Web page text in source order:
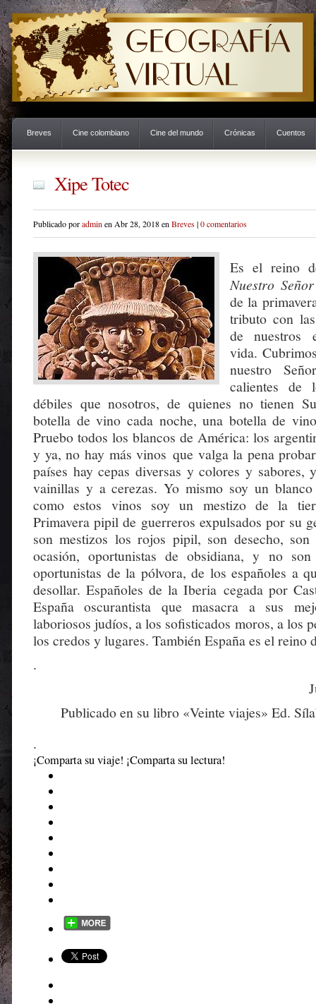
Breves Cine colombiano Cine del mundo Crónicas Cuentos
Xipe Totec
Publicado poradmin en Abr 28, 2018 en Breves|0 comentarios
Es el reino
Nuestro
de la
tributo con
de nuestros
vida.
nuestro
calientes de
débiles que nosotros, de quienes no tienen
botella de vino cada noche, una botella de
Pruebo todos los blancos de América: los
y ya, no hay más vinos que valga la pena
países hay cepas diversas y colores y sabores,
vainillas y a cerezas. Yo mismo soy un
como estos vinos soy un mestizo de la
Primavera pipil de guerreros expulsados por su
son mestizos los rojos pipil, son desecho, son
ocasión, oportunistas de obsidiana, y no
oportunistas de la pólvora, de los españoles a
desollar. Españoles de la Iberia cegada por
España oscurantista que masacra a sus
laboriosos judíos, a los sofisticados moros, a los
los credos y lugares. También España es el reino
.
Publicado en su libro «Veinte viajes» Ed.
.
¡Comparta su viaje! ¡Comparta su lectura!